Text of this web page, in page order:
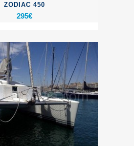
ZODIAC 450
295€